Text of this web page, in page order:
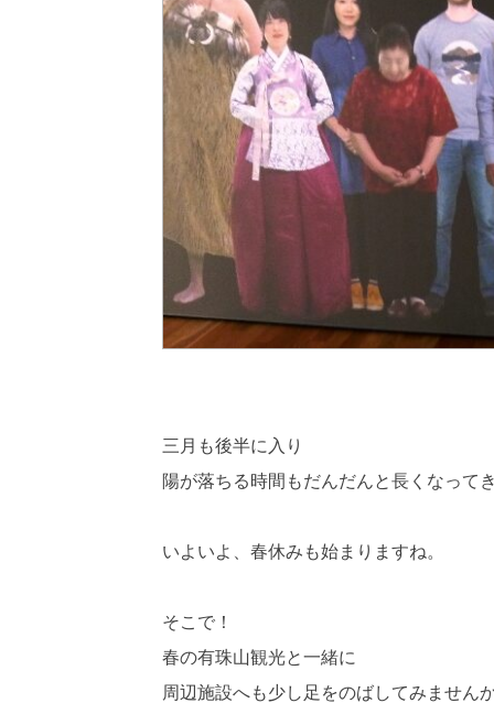
三月も後半に入り
陽が落ちる時間もだんだんと長くなって
いよいよ、春休みも始まりますね。
そこで！
春の有珠山観光と一緒に
周辺施設へも少し足をのばしてみません